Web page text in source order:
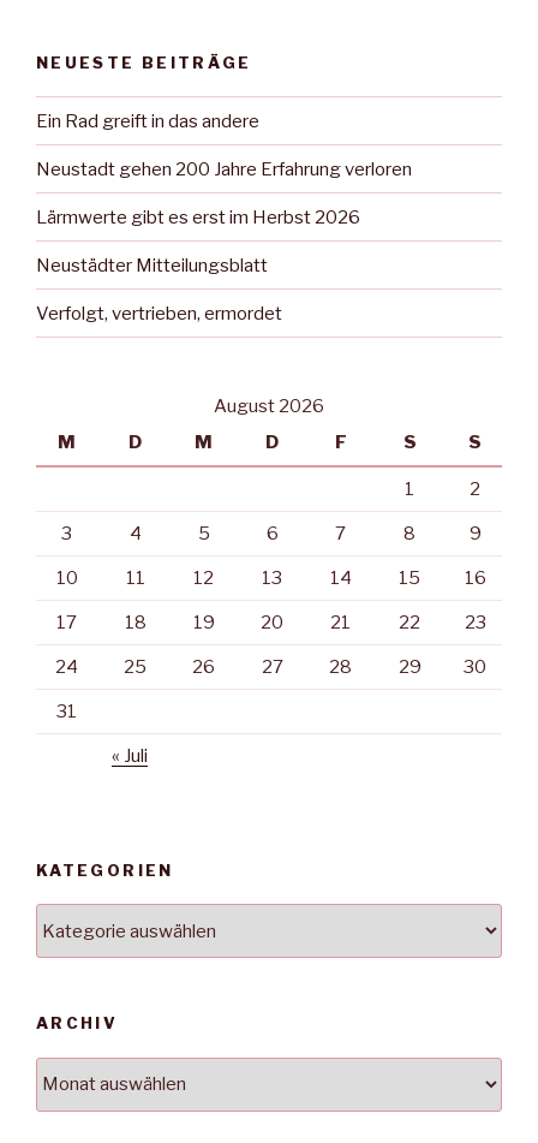
NEUESTE BEITRÄGE
Ein Rad greift in das andere
Neustadt gehen 200 Jahre Erfahrung verloren
Lärmwerte gibt es erst im Herbst 2026
Neustädter Mitteilungsblatt
Verfolgt, vertrieben, ermordet
August 2026
M
D M D F S S
1 2
3 4 5 6 7 8 9
10 11 12 13 14 15 16
17 18 19 20 21 22 23
24 25 26 27 28 29 30
31
« Juli
KATEGORIEN
ARCHIV